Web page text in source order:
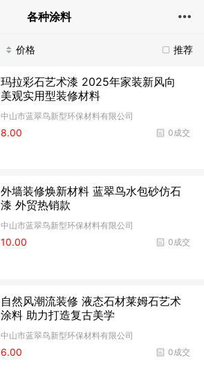
各种涂料
推荐
价格
玛拉彩石艺术漆 2025年家装新风向
美观实用型装修材料
中山市蓝翠鸟新型环保材料有限公司
0成交
8.00
外墙装修焕新材料 蓝翠鸟水包砂仿石
漆 外贸热销款
中山市蓝翠鸟新型环保材料有限公司
0成交
10.00
自然风潮流装修 液态石材莱姆石艺术
涂料 助力打造复古美学
中山市蓝翠鸟新型环保材料有限公司
0成交
6.00